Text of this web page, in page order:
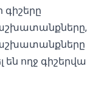
գիշերը
աշխատանքները
են ողջ գիշերվա